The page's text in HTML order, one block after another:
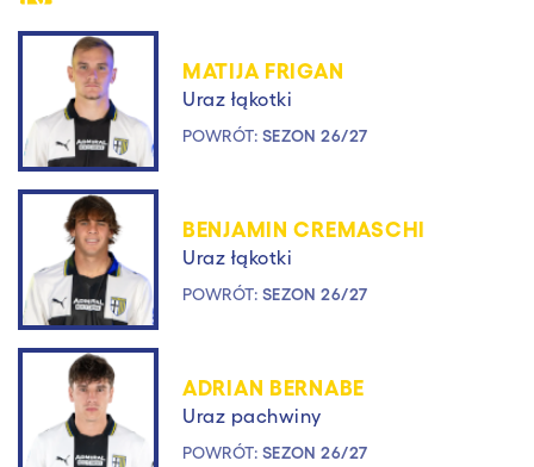
MATIJA FRIGAN
Uraz łąkotki
POWRÓT: SEZON 26/27
BENJAMIN CREMASCHI
Uraz łąkotki
POWRÓT: SEZON 26/27
ADRIAN BERNABE
Uraz pachwiny
POWRÓT: SEZON 26/27